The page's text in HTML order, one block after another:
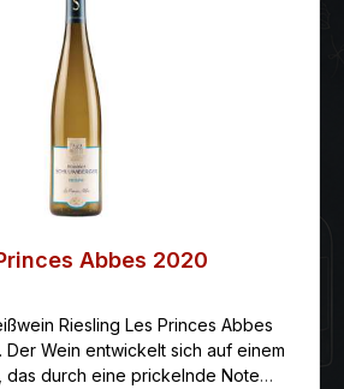
Abbes 2020
Riesling Les Princes Abbes
Der Wein entwickelt sich auf einem
das durch eine prickelnde Note